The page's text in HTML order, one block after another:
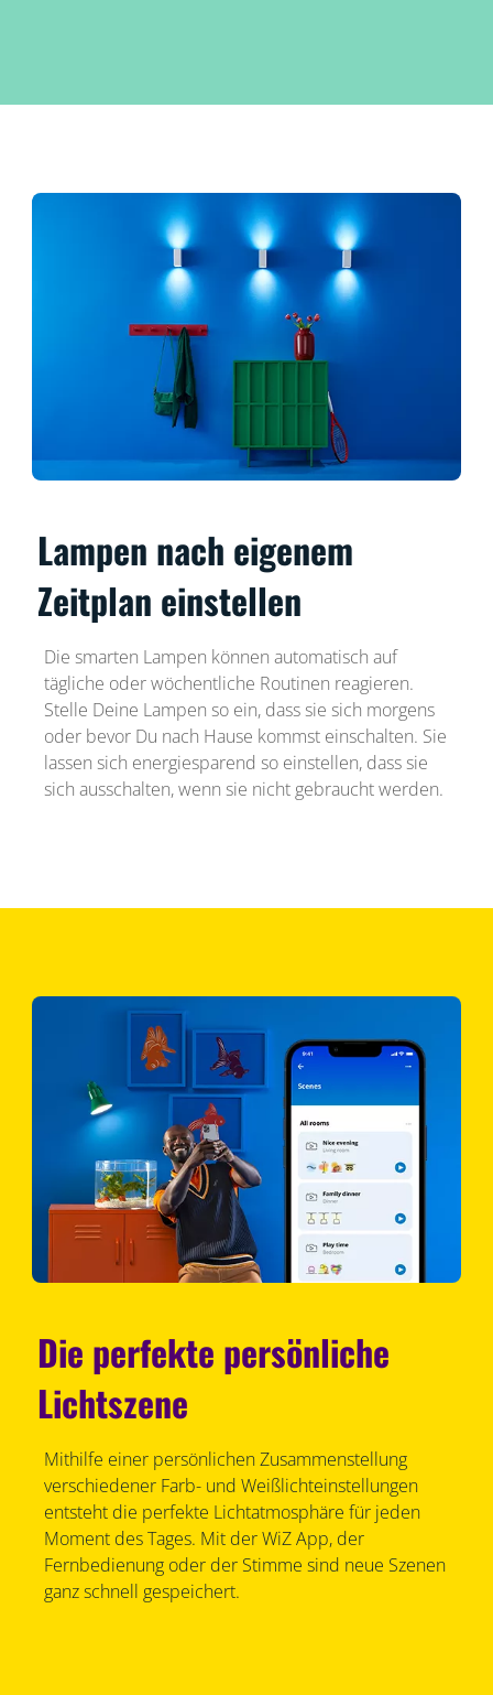
Lampen nach eigenem
Zeitplan einstellen
Die smarten Lampen können automatisch auf
tägliche oder wöchentliche Routinen reagieren.
Stelle Deine Lampen so ein, dass sie sich morgens
oder bevor Du nach Hause kommst einschalten. Sie
lassen sich energiesparend so einstellen, dass sie
sich ausschalten, wenn sie nicht gebraucht werden.
Die perfekte persönliche
Lichtszene
Mithilfe einer persönlichen Zusammenstellung
verschiedener Farb- und Weißlichteinstellungen
entsteht die perfekte Lichtatmosphäre für jeden
Moment des Tages. Mit der WiZ App, der
Fernbedienung oder der Stimme sind neue Szenen
ganz schnell gespeichert.